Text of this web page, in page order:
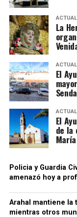
La
El
El
de la
Policia y Guardia
amenazó hoy a
Arahal mantiene la
mientras otros